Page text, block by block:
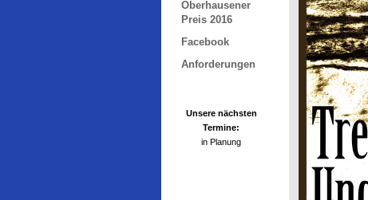
Oberhausener
Preis 2016
Facebook
Anforderungen